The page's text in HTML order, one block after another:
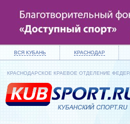
ВСЯ КУБАНЬ КРАСНОДАР
КРАСНОДАРСКОЕ КРАЕВОЕ ОТДЕЛЕНИЕ